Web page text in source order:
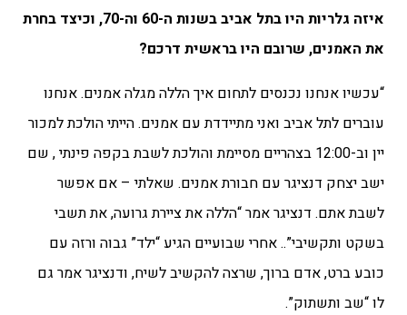
איזה גלריות היו בתל אביב בשנות ה-60 וה-70, וכיצד בחרת
את האמנים, שרובם היו בראשית דרכם?
“עכשיו אנחנו נכנסים לתחום איך הללה מגלה אמנים. אנחנו
עוברים לתל אביב ואני מתיידדת עם אמנים. הייתי הולכת למכור
יין וב-12:00 בצהריים מסיימת והולכת לשבת בקפה פינתי , שם
ישב יצחק דנציגר עם חבורת אמנים. שאלתי – אם אפשר
לשבת אתם. דנציגר אמר “הללה את ציירת גרועה, את תשבי
בשקט ותקשיבי”.. אחרי שבועיים הגיע “ילד” גבוה ורזה עם
כובע ברט, אדם ברוך, שרצה להקשיב לשיח, ודנציגר אמר גם
לו “שב ותשתוק”.